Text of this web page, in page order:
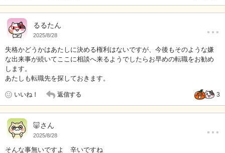
るるたん
2025/8/28 …
失格かどうかはあたしに決める権利はないですが、今後もそのような嫌
な出来事が続いてここに相談へ来るようでしたらお早めの転職をお勧め
します。
あたしも転職先を探しておきます。
いいね！ 返信する 3
🐷さん
2025/8/28 …
そんな事無いですよ 辛いですね